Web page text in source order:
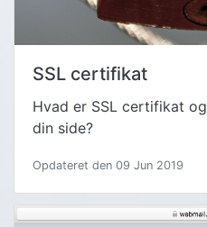
SSL certifikat
Hvad er SSL certifikat
din side?
Opdateret den 09 Jun 2019